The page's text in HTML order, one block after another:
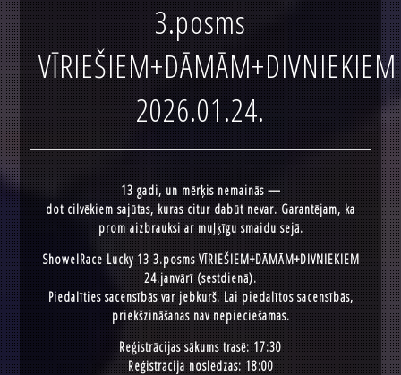
3.posms
VĪRIEŠIEM+DĀMĀM+DIVNIEKIEM
2026.01.24.
13 gadi, un mērķis nemainās —
dot cilvēkiem sajūtas, kuras citur dabūt nevar. Garantējam, ka
prom aizbrauksi ar muļķīgu smaidu sejā.
ShowelRace Lucky 13 3.posms VĪRIEŠIEM+DĀMĀM+DIVNIEKIEM
24.janvārī (sestdienā).
Piedalīties sacensībās var jebkurš. Lai piedalītos sacensībās,
priekšzināšanas nav nepieciešamas.
Reģistrācijas sākums trasē: 17:30
Reģistrācija noslēdzas: 18:00